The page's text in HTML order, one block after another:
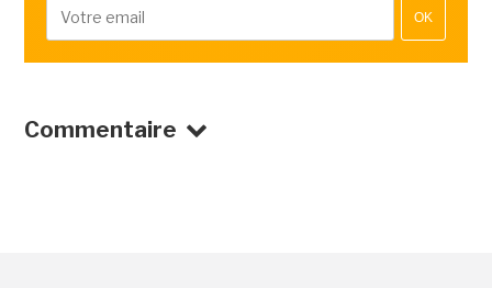
OK
Commentaire